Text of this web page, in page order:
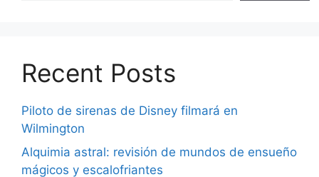
Recent Posts
Piloto de sirenas de Disney filmará en
Wilmington
Alquimia astral: revisión de mundos de ensueño
mágicos y escalofriantes